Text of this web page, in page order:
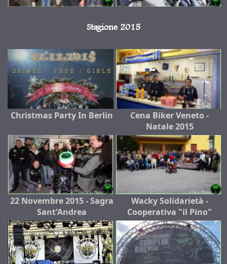
Stagione 2015
Christmas Party In Berlin
Cena Biker Veneto -
Natale 2015
22 Novembre 2015 - Sagra
Sant'Andrea
Wacky Solidarietà -
Cooperativa "il Pino"